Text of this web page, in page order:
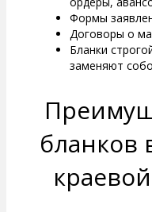
Формы
Договоры о
Бланки
заменяют
бланков